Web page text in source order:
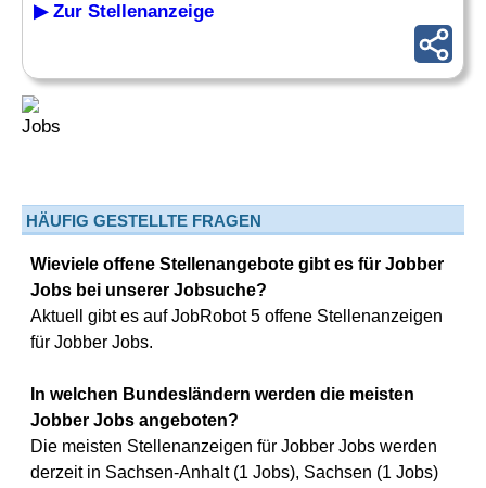
▶ Zur Stellenanzeige
HÄUFIG GESTELLTE FRAGEN
Wieviele offene Stellenangebote gibt es für Jobber
Jobs bei unserer Jobsuche?
Aktuell gibt es auf JobRobot 5 offene Stellenanzeigen
für Jobber Jobs.
In welchen Bundesländern werden die meisten
Jobber Jobs angeboten?
Die meisten Stellenanzeigen für Jobber Jobs werden
derzeit in Sachsen-Anhalt (1 Jobs), Sachsen (1 Jobs)